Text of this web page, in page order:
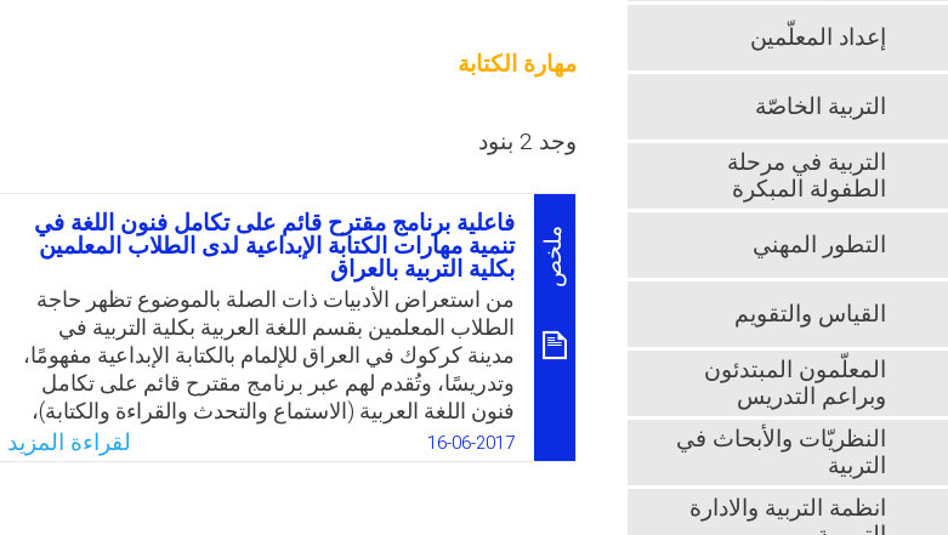
مهارة الكتابة
وجد 2 بنود
ملخص
فاعلية برنامج مقترح قائم على تكامل فنون اللغة في
تنمية مهارات الكتابة الإبداعية لدى الطلاب المعلمين
بكلية التربية بالعراق
من استعراض الأدبيات ذات الصلة بالموضوع تظهر حاجة
الطلاب المعلمين بقسم اللغة العربية بكلية التربية في
مدينة كركوك في العراق للإلمام بالكتابة الإبداعية مفهومًا،
وتدريسًا، وتُقدم لهم عبر برنامج مقترح قائم على تكامل
فنون اللغة العربية (الاستماع والتحدث والقراءة والكتابة)،
وهذا ما أكدته الدراسات السابقة، والملاحظة الميدانية،
والدراسة الاستطلاعية التي قام بها الباحث حول أهمية
16-06-2017 لقراءة المزيد
إعداد المعلّمين
التربية الخاصّة
التربية في مرحلة
الطفولة المبكرة
التطور المهني
القياس والتقويم
المعلّمون المبتدئون
وبراعم التدريس
النظريّات والأبحاث في
التربية
انظمة التربية والادارة